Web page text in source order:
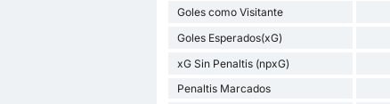
Goles como Visitante
Goles Esperados(xG)
xG Sin Penaltis (npxG)
Penaltis Marcados